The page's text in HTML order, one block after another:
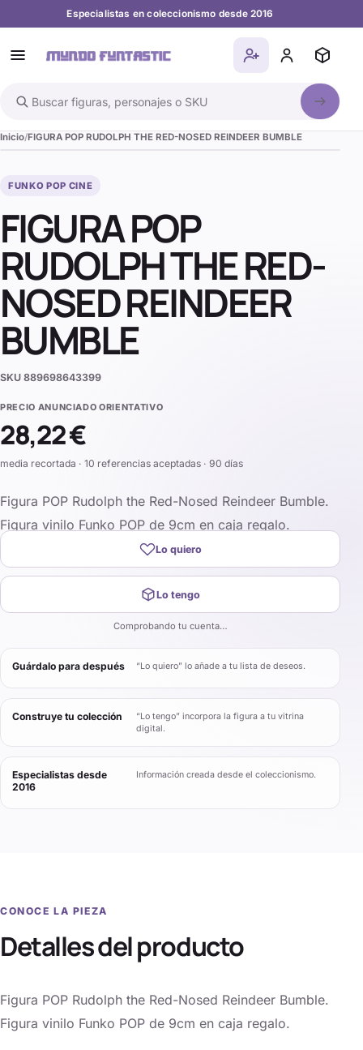
Especialistas en coleccionismo desde 2016
Buscar en el catálogo
Inicio FIGURA POP RUDOLPH THE RED-NOSED REINDEER BUMBLE
FUNKO POP CINE
FIGURA POP
RUDOLPH THE RED-
NOSED REINDEER
BUMBLE
SKU 889698643399
PRECIO ANUNCIADO ORIENTATIVO
28,22 €
media recortada · 10 referencias aceptadas · 90 días
Figura POP Rudolph the Red-Nosed Reindeer Bumble.
Figura vinilo Funko POP de 9cm en caja regalo.
Lo quiero
Lo tengo
Comprobando tu cuenta…
Guárdalo para después “Lo quiero” lo añade a tu lista de deseos.
Construye tu colección
“Lo tengo” incorpora la figura a tu vitrina
digital.
Especialistas desde
2016
Información creada desde el coleccionismo.
CONOCE LA PIEZA
Detalles del producto
Figura POP Rudolph the Red-Nosed Reindeer Bumble.
Figura vinilo Funko POP de 9cm en caja regalo.